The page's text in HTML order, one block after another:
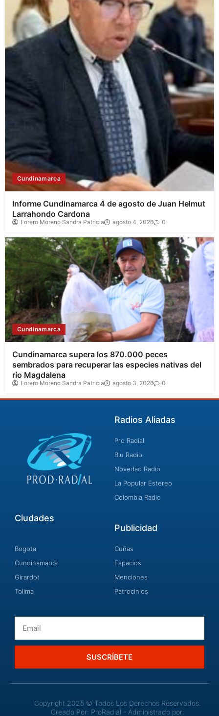
Cundinamarca
Informe Cundinamarca 4 de agosto de Juan Helmut
Larrahondo Cardona
Forero Moreno Sandra Patricia agosto 4, 2026 0
Cundinamarca
Cundinamarca supera los 870.000 peces
sembrados para recuperar las especies nativas del
río Magdalena
Forero Moreno Sandra Patricia agosto 3, 2026 0
Radios Aliadas
Pro Radial
Blu Radio
Novedad Radio
La Popular Estereo
Colombia Radio
Ciudades
Bogota
Cundinamarca
Girardot
Tolima
Publicidad
Cuñas
Espacios
Menciones
Patrocinios
SUSCRÍBETE
Copyright 2025 © Todos Los Derechos Reservados.
Creado Por: ProRadial - Administrado por: